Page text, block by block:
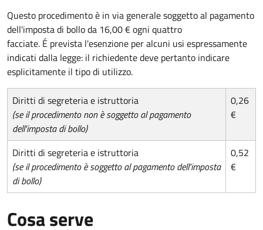
Questo procedimento è in via generale soggetto al pagamento
dell'imposta di bollo da 16,00 € ogni quattro
facciate. É prevista l'esenzione per alcuni usi espressamente
indicati dalla legge: il richiedente deve pertanto indicare
esplicitamente il tipo di utilizzo.
Diritti di segreteria e istruttoria
(se il procedimento non è soggetto al pagamento
dell'imposta di bollo)
0,26
€
Diritti di segreteria e istruttoria
(se il procedimento è soggetto al pagamento dell'imposta
di bollo)
0,52
€
Cosa serve